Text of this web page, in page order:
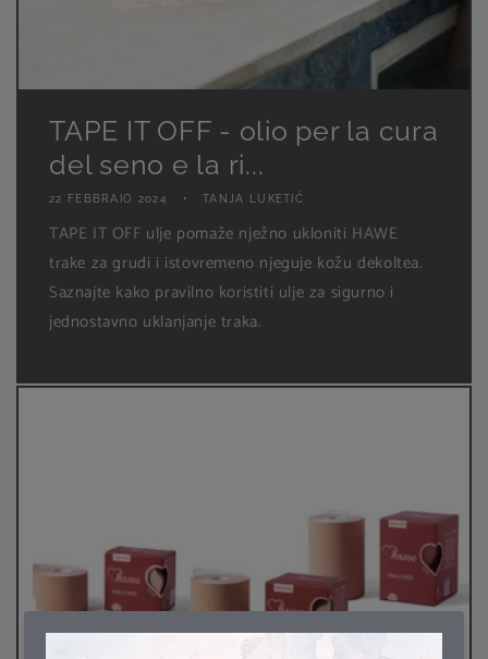
TAPE IT OFF - olio per la cura
del seno e la ri...
22 FEBBRAIO 2024 TANJA LUKETIĆ
TAPE IT OFF ulje pomaže nježno ukloniti HAWE
trake za grudi i istovremeno njeguje kožu dekoltea.
Saznajte kako pravilno koristiti ulje za sigurno i
jednostavno uklanjanje traka.